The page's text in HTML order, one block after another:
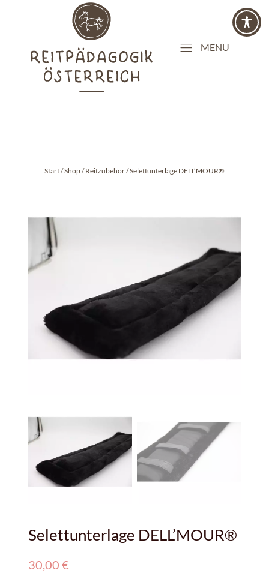
MENU
Start/Shop/Reitzubehör/ Selettunterlage DELL’MOUR®
Selettunterlage DELL’MOUR®
30,00 €
Menge